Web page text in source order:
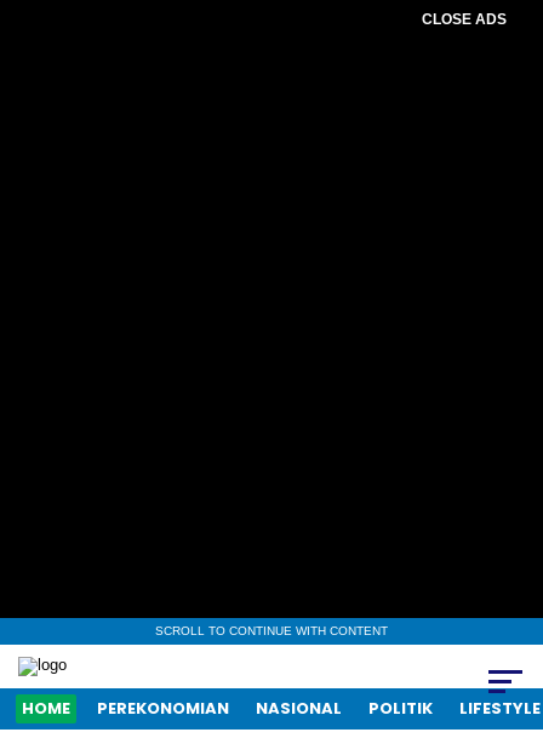
CLOSE ADS
SCROLL TO CONTINUE WITH CONTENT
HOME PEREKONOMIAN NASIONAL POLITIK LIFESTYLE